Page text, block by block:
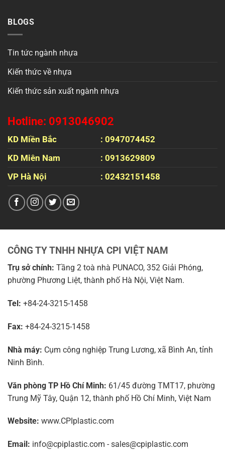
BLOGS
Tin tức ngành nhựa
Kiến thức về nhựa
Kiến thức sản xuất ngành nhựa
Hotline: 0913046902
KD Miền Bắc
: 0947074452
KD Miên Nam
: 0913629809
VP Hà Nội
: 02432151458
CÔNG TY TNHH NHỰA CPI VIỆT NAM
Trụ sở chính: Tầng 2 toà nhà PUNACO, 352 Giải Phóng,
phường Phương Liệt, thành phố Hà Nội, Việt Nam.
Tel: +84-24-3215-1458
Fax: +84-24-3215-1458
Nhà máy: Cụm công nghiệp Trung Lương, xã Bình An, tỉnh
Ninh Bình.
Văn phòng TP Hồ Chí Minh: 61/45 đường TMT17, phường
Trung Mỹ Tây, Quận 12, thành phố Hồ Chí Minh, Việt Nam
Website: www.CPIplastic.com
Email: info@cpiplastic.com - sales@cpiplastic.com